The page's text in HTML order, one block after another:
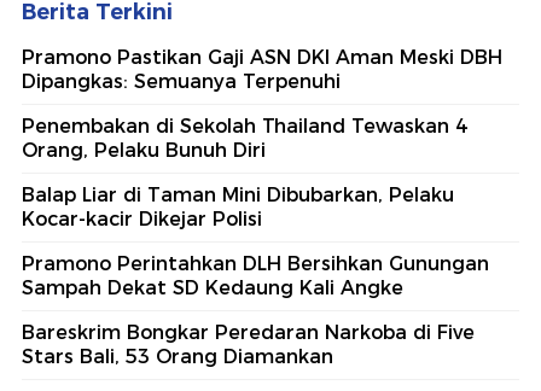
Berita Terkini
Pramono Pastikan Gaji ASN DKI Aman Meski DBH
Dipangkas: Semuanya Terpenuhi
Penembakan di Sekolah Thailand Tewaskan 4
Orang, Pelaku Bunuh Diri
Balap Liar di Taman Mini Dibubarkan, Pelaku
Kocar-kacir Dikejar Polisi
Pramono Perintahkan DLH Bersihkan Gunungan
Sampah Dekat SD Kedaung Kali Angke
Bareskrim Bongkar Peredaran Narkoba di Five
Stars Bali, 53 Orang Diamankan